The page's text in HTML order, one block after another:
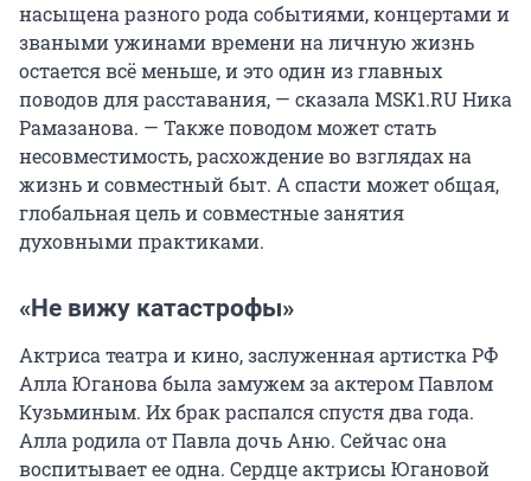
насыщена разного рода событиями, концертами и
зваными ужинами времени на личную жизнь
остается всё меньше, и это один из главных
поводов для расставания, — сказала MSK1.RU Ника
Рамазанова. — Также поводом может стать
несовместимость, расхождение во взглядах на
жизнь и совместный быт. А спасти может общая,
глобальная цель и совместные занятия
духовными практиками.
«Не вижу катастрофы»
Актриса театра и кино, заслуженная артистка РФ
Алла Юганова была замужем за актером Павлом
Кузьминым. Их брак распался спустя два года.
Алла родила от Павла дочь Аню. Сейчас она
воспитывает ее одна. Сердце актрисы Югановой